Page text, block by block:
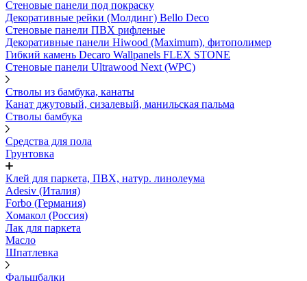
Стеновые панели под покраску
Декоративные рейки (Молдинг) Bello Deco
Стеновые панели ПВХ рифленыe
Декоративные панели Hiwood (Maximum), фитополимер
Гибкий камень Decaro Wallpanels FLEX STONE
Стеновые панели Ultrawood Next (WPC)
Стволы из бамбука, канаты
Канат джутовый, сизалевый, манильская пальма
Стволы бамбука
Средства для пола
Грунтовка
Клей для паркета, ПВХ, натур. линолеума
Adesiv (Италия)
Forbo (Германия)
Хомакол (Россия)
Лак для паркета
Масло
Шпатлевка
Фальшбалки